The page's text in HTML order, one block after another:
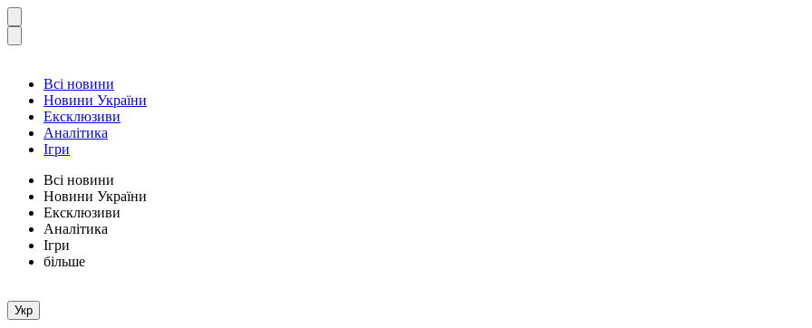
Всі новини
Новини України
Ексклюзиви
Аналітика
Ігри
Всі новини
Новини України
Ексклюзиви
Аналітика
Ігри
більше
Укр